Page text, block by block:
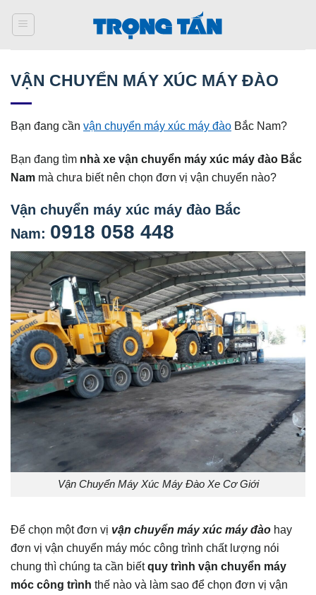
qua
VẬN CHUYỂN MÁY XÚC MÁY ĐÀO
Bạn đang cần vận chuyển máy xúc máy đào Bắc Nam?
Bạn đang tìm nhà xe vận chuyển máy xúc máy đào Bắc
Nam mà chưa biết nên chọn đơn vị vận chuyển nào?
Vận chuyển máy xúc máy đào Bắc
Nam: 0918 058 448
Vận Chuyển Máy Xúc Máy Đào Xe Cơ Giới
Để chọn một đơn vị vận chuyển máy xúc máy đào hay
đơn vị vận chuyển máy móc công trình chất lượng nói
chung thì chúng ta cần biếtquy trình vận chuyển máy
móc công trình thế nào và làm sao để chọn đơn vị vận